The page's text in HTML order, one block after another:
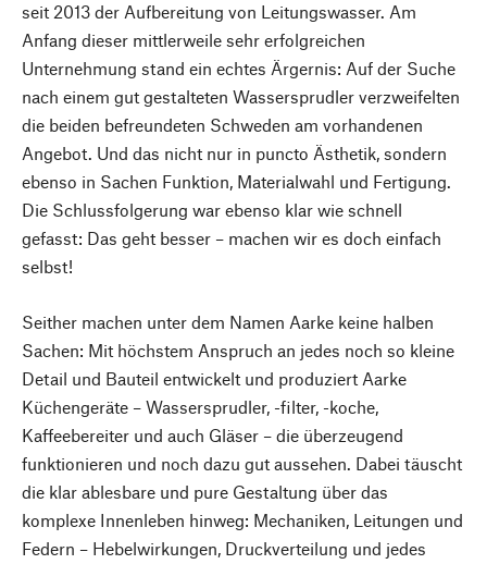
seit 2013 der Aufbereitung von Leitungswasser. Am
Anfang dieser mittlerweile sehr erfolgreichen
Unternehmung stand ein echtes Ärgernis: Auf der Suche
nach einem gut gestalteten Wassersprudler verzweifelten
die beiden befreundeten Schweden am vorhandenen
Angebot. Und das nicht nur in puncto Ästhetik, sondern
ebenso in Sachen Funktion, Materialwahl und Fertigung.
Die Schlussfolgerung war ebenso klar wie schnell
gefasst: Das geht besser – machen wir es doch einfach
selbst!
Seither machen unter dem Namen Aarke keine halben
Sachen: Mit höchstem Anspruch an jedes noch so kleine
Detail und Bauteil entwickelt und produziert Aarke
Küchengeräte – Wassersprudler, -filter, -koche,
Kaffeebereiter und auch Gläser – die überzeugend
funktionieren und noch dazu gut aussehen. Dabei täuscht
die klar ablesbare und pure Gestaltung über das
komplexe Innenleben hinweg: Mechaniken, Leitungen und
Federn – Hebelwirkungen, Druckverteilung und jedes